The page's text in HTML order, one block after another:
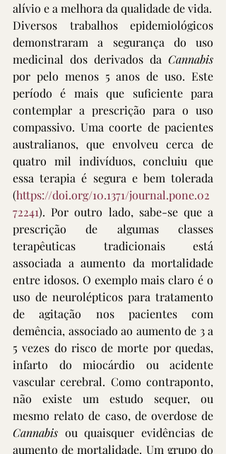
alívio e a melhora da qualidade de vida.
Diversos trabalhos epidemiológicos
demonstraram a segurança do uso
medicinal dos derivados da Cannabis
por pelo menos 5 anos de uso. Este
período é mais que suficiente para
contemplar a prescrição para o uso
compassivo. Uma coorte de pacientes
australianos, que envolveu cerca de
quatro mil indivíduos, concluiu que
essa terapia é segura e bem tolerada
(https://doi.org/10.1371/journal.pone.02
72241). Por outro lado, sabe-se que a
prescrição de algumas classes
terapêuticas tradicionais está
associada a aumento da mortalidade
entre idosos. O exemplo mais claro é o
uso de neurolépticos para tratamento
de agitação nos pacientes com
demência, associado ao aumento de 3 a
5 vezes do risco de morte por quedas,
infarto do miocárdio ou acidente
vascular cerebral. Como contraponto,
não existe um estudo sequer, ou
Cannabis ou quaisquer evidências de